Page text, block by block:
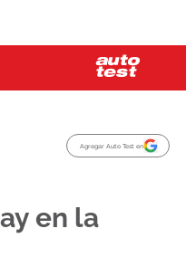
Agregar Auto Test en
en la